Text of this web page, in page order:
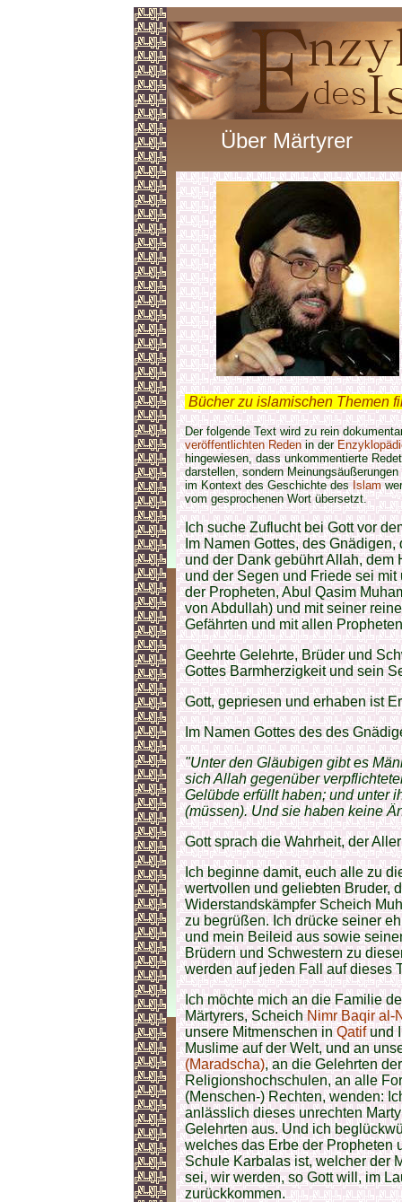
Über Märtyrer
Bücher zu islamischen Themen
Der folgende Text wird zu rein
veröffentlichten Redenin der
hingewiesen, dass unkommentierte
darstellen, sondern
im Kontext des Geschichte desIslam
vom gesprochenen Wort übersetzt.
Ich suche Zuflucht bei Gott vor
Im Namen Gottes, des
und der Dank gebührt Allah, dem
und der Segen und Friede sei
der Propheten, Abul Qasim
von Abdullah) und mit seiner
Gefährten und mit allen
Geehrte Gelehrte, Brüder und
Gottes Barmherzigkeit und sein
Gott, gepriesen und erhaben ist
Im Namen Gottes des des
"Unter den Gläubigen gibt es
sich Allah gegenüber
Gelübde erfüllt haben; und unter
(müssen). Und sie haben keine
Gott sprach die Wahrheit, der
Ich beginne damit, euch alle zu
wertvollen und geliebten Bruder,
Widerstandskämpfer Scheich
zu begrüßen. Ich drücke seiner
und mein Beileid aus sowie
Brüdern und Schwestern zu
werden auf jeden Fall auf dieses
Ich möchte mich an die Familie
Märtyrers, ScheichNimr Baqir al-
unsere Mitmenschen inQatifund
Muslime auf der Welt, und an
(Maradscha), an die Gelehrten
Religionshochschulen, an alle
(Menschen-) Rechten, wenden:
anlässlich dieses unrechten
Gelehrten aus. Und ich
welches das Erbe der Propheten
Schule Karbalas ist, welcher der
sei, wir werden, so Gott will, im
zurückkommen.